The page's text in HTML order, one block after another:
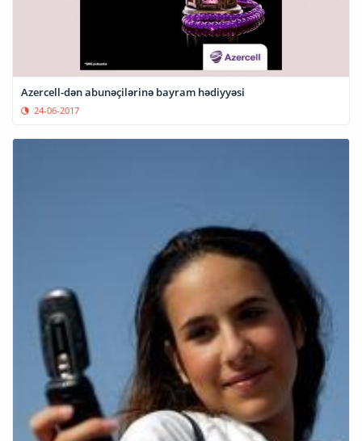
Azercell-dən abunəçilərinə bayram hədiyyəsi
24-06-2017